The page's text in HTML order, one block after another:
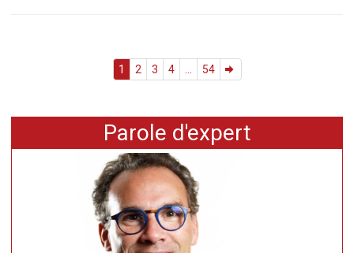
1 2 3 4 54
Parole d'expert